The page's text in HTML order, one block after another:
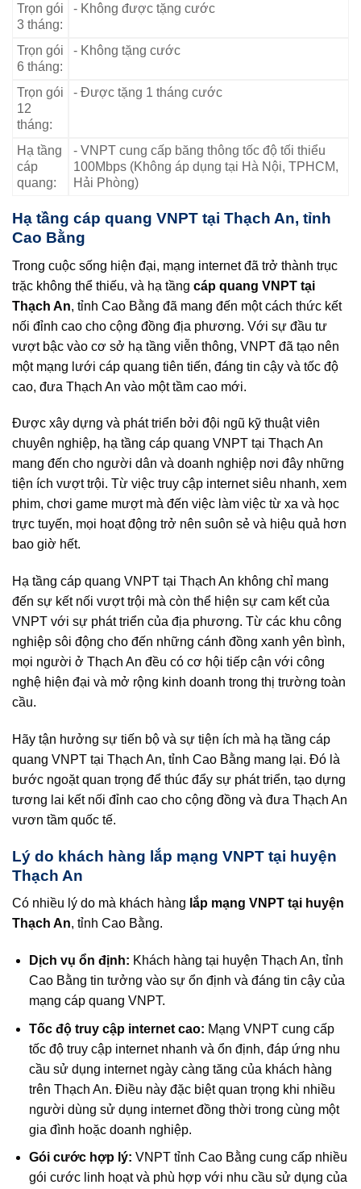
Trọn gói
3 tháng:
- Không được tặng cước
Trọn gói
6 tháng:
- Không tặng cước
Trọn gói
12
tháng:
- Được tặng 1 tháng cước
Hạ tầng
cáp
quang:
- VNPT cung cấp băng thông tốc độ tối thiểu
100Mbps (Không áp dụng tại Hà Nội, TPHCM,
Hải Phòng)
Hạ tầng cáp quang VNPT tại Thạch An, tỉnh
Cao Bằng
Trong cuộc sống hiện đại, mạng internet đã trở thành trục
trặc không thể thiếu, và hạ tầng cáp quang VNPT tại
Thạch An, tỉnh Cao Bằng đã mang đến một cách thức kết
nối đỉnh cao cho cộng đồng địa phương. Với sự đầu tư
vượt bậc vào cơ sở hạ tầng viễn thông, VNPT đã tạo nên
một mạng lưới cáp quang tiên tiến, đáng tin cậy và tốc độ
cao, đưa Thạch An vào một tầm cao mới.
Được xây dựng và phát triển bởi đội ngũ kỹ thuật viên
chuyên nghiệp, hạ tầng cáp quang VNPT tại Thạch An
mang đến cho người dân và doanh nghiệp nơi đây những
tiện ích vượt trội. Từ việc truy cập internet siêu nhanh, xem
phim, chơi game mượt mà đến việc làm việc từ xa và học
trực tuyến, mọi hoạt động trở nên suôn sẻ và hiệu quả hơn
bao giờ hết.
Hạ tầng cáp quang VNPT tại Thạch An không chỉ mang
đến sự kết nối vượt trội mà còn thể hiện sự cam kết của
VNPT với sự phát triển của địa phương. Từ các khu công
nghiệp sôi động cho đến những cánh đồng xanh yên bình,
mọi người ở Thạch An đều có cơ hội tiếp cận với công
nghệ hiện đại và mở rộng kinh doanh trong thị trường toàn
cầu.
Hãy tận hưởng sự tiến bộ và sự tiện ích mà hạ tầng cáp
quang VNPT tại Thạch An, tỉnh Cao Bằng mang lại. Đó là
bước ngoặt quan trọng để thúc đẩy sự phát triển, tạo dựng
tương lai kết nối đỉnh cao cho cộng đồng và đưa Thạch An
vươn tầm quốc tế.
Lý do khách hàng lắp mạng VNPT tại huyện
Thạch An
Có nhiều lý do mà khách hàng lắp mạng VNPT tại huyện
Thạch An, tỉnh Cao Bằng.
Dịch vụ ổn định: Khách hàng tại huyện Thạch An, tỉnh
Cao Bằng tin tưởng vào sự ổn định và đáng tin cậy của
mạng cáp quang VNPT.
Tốc độ truy cập internet cao: Mạng VNPT cung cấp
tốc độ truy cập internet nhanh và ổn định, đáp ứng nhu
cầu sử dụng internet ngày càng tăng của khách hàng
trên Thạch An. Điều này đặc biệt quan trọng khi nhiều
người dùng sử dụng internet đồng thời trong cùng một
gia đình hoặc doanh nghiệp.
Gói cước hợp lý: VNPT tỉnh Cao Bằng cung cấp nhiều
gói cước linh hoạt và phù hợp với nhu cầu sử dụng của